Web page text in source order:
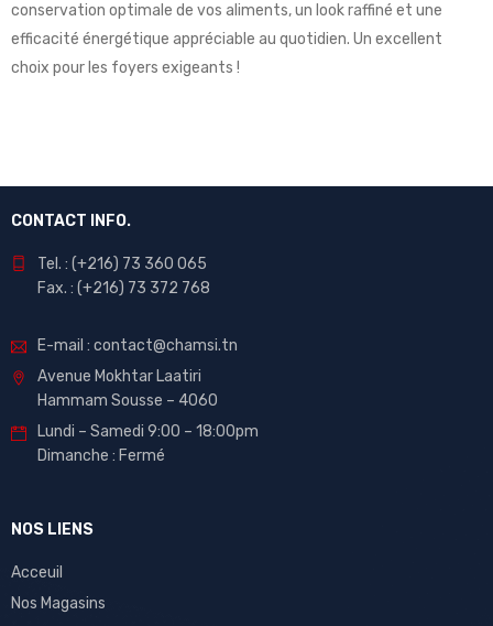
conservation optimale de vos aliments, un look raffiné et une
efficacité énergétique appréciable au quotidien. Un excellent
choix pour les foyers exigeants !
CONTACT INFO.
Tel. : (+216) 73 360 065
Fax. : (+216) 73 372 768
E-mail : contact@chamsi.tn
Avenue Mokhtar Laatiri
Hammam Sousse – 4060
Lundi – Samedi 9:00 – 18:00pm
Dimanche : Fermé
NOS LIENS
Acceuil
Nos Magasins